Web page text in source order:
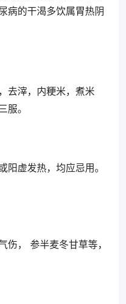
病的干渴多饮属胃热阴
去滓，内粳米，煮米
三服。
阳虚发热，均应忌用。
伤， 参半麦冬甘草等，